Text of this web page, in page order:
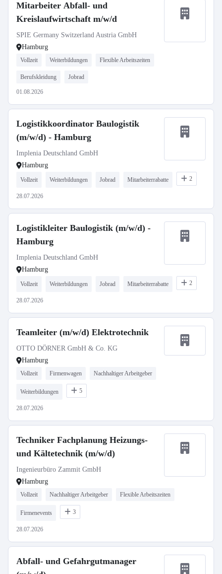
Mitarbeiter Abfall- und
Kreislaufwirtschaft m/w/d
SPIE Germany Switzerland Austria GmbH
Hamburg
Vollzeit Weiterbildungen Flexible Arbeitszeiten
Berufskleidung Jobrad
01.08.2026
Logistikkoordinator Baulogistik
(m/w/d) - Hamburg
Implenia Deutschland GmbH
Hamburg
Vollzeit Weiterbildungen Jobrad Mitarbeiterrabatte 2
28.07.2026
Logistikleiter Baulogistik (m/w/d) -
Hamburg
Implenia Deutschland GmbH
Hamburg
Vollzeit Weiterbildungen Jobrad Mitarbeiterrabatte 2
28.07.2026
Teamleiter (m/w/d) Elektrotechnik
OTTO DÖRNER GmbH & Co. KG
Hamburg
Vollzeit Firmenwagen Nachhaltiger Arbeitgeber
Weiterbildungen 5
28.07.2026
Techniker Fachplanung Heizungs-
und Kältetechnik (m/w/d)
Ingenieurbüro Zammit GmbH
Hamburg
Vollzeit Nachhaltiger Arbeitgeber Flexible Arbeitszeiten
Firmenevents 3
28.07.2026
Abfall- und Gefahrgutmanager